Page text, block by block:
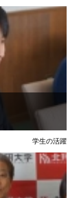
学生の活躍